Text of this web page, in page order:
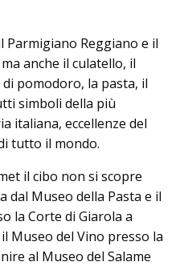
Reggiano e il
anche il culatello, il
di pomodoro, la pasta, il
simboli della più
italiana, eccellenze del
tutto il mondo.
il cibo non si scopre
dal Museo della Pasta e il
la Corte di Giarola a
Museo del Vino presso la
al Museo del Salame